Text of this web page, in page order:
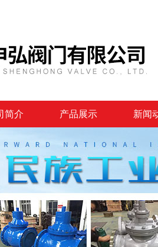
简介 产品展示 新闻